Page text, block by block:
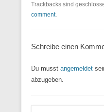
Trackbacks sind
comment.
Schreibe einen
Du musst angemeldet
abzugeben.